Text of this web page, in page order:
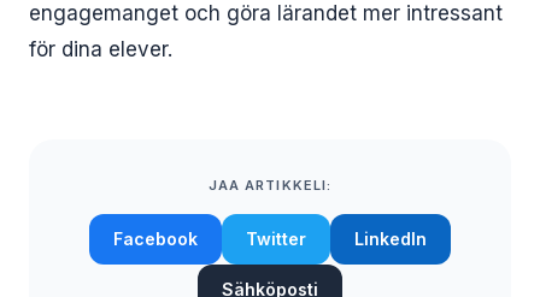
engagemanget och göra lärandet mer intressant
för dina elever.
JAA ARTIKKELI:
Facebook Twitter LinkedIn
Sähköposti